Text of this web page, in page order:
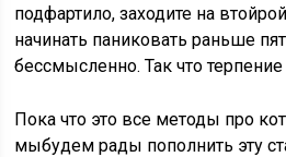
подфартило, заходите на
начинать паниковать раньше
бессмысленно. Так что
Пока что это все методы про
мыбудем рады пополнить эту